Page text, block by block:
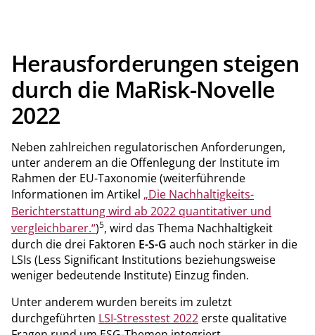
Herausforderungen steigen
durch die MaRisk-Novelle
2022
Neben zahlreichen regulatorischen Anforderungen,
unter anderem an die Offenlegung der Institute im
Rahmen der EU-Taxonomie (weiterführende
Informationen im Artikel „Die Nachhaltigkeits-​
Berichterstattung wird ab 2022 quantitativer und
vergleichbarer.“)5, wird das Thema Nachhaltigkeit
durch die drei Faktoren E-S-G auch noch stärker in die
LSIs (Less Significant Institutions beziehungsweise
weniger bedeutende Institute) Einzug finden.
Unter anderem wurden bereits im zuletzt
durchgeführten LSI-Stresstest 2022 erste qualitative